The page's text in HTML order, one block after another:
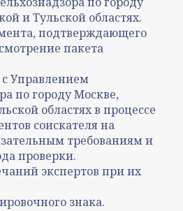
и Тульской областях.
подтверждающего
пакета
Управлением
по городу Москве,
областях в процессе
соискателя на
требованиям и
проверки.
экспертов при их
знака.